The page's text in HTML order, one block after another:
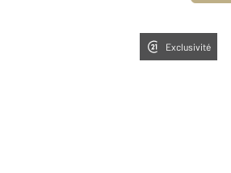
Exclusivité